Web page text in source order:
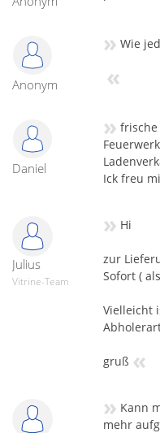
Anonym
» Wie
«
Daniel
» frische
Ick freu
Julius
Vitrine-Team
» Hi
zur
Sofort (
Vielleicht
gruß «
» Kann
mehr